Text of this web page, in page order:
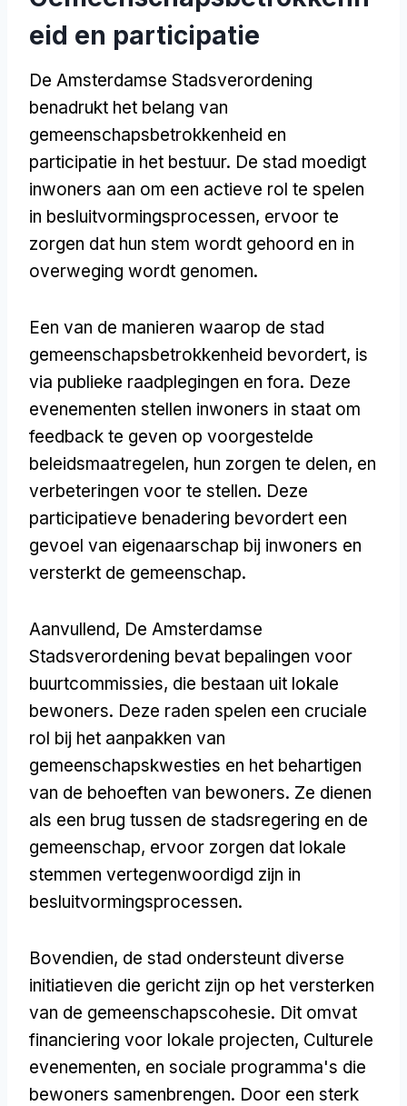
eid en participatie
De Amsterdamse Stadsverordening
benadrukt het belang van
gemeenschapsbetrokkenheid en
participatie in het bestuur. De stad moedigt
inwoners aan om een actieve rol te spelen
in besluitvormingsprocessen, ervoor te
zorgen dat hun stem wordt gehoord en in
overweging wordt genomen.
Een van de manieren waarop de stad
gemeenschapsbetrokkenheid bevordert, is
via publieke raadplegingen en fora. Deze
evenementen stellen inwoners in staat om
feedback te geven op voorgestelde
beleidsmaatregelen, hun zorgen te delen, en
verbeteringen voor te stellen. Deze
participatieve benadering bevordert een
gevoel van eigenaarschap bij inwoners en
versterkt de gemeenschap.
Aanvullend, De Amsterdamse
Stadsverordening bevat bepalingen voor
buurtcommissies, die bestaan uit lokale
bewoners. Deze raden spelen een cruciale
rol bij het aanpakken van
gemeenschapskwesties en het behartigen
van de behoeften van bewoners. Ze dienen
als een brug tussen de stadsregering en de
gemeenschap, ervoor zorgen dat lokale
stemmen vertegenwoordigd zijn in
besluitvormingsprocessen.
Bovendien, de stad ondersteunt diverse
initiatieven die gericht zijn op het versterken
van de gemeenschapscohesie. Dit omvat
financiering voor lokale projecten, Culturele
evenementen, en sociale programma's die
bewoners samenbrengen. Door een sterk